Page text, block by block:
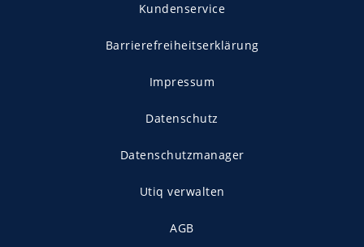
Kundenservice
Barrierefreiheitserklärung
Impressum
Datenschutz
Datenschutzmanager
Utiq verwalten
AGB